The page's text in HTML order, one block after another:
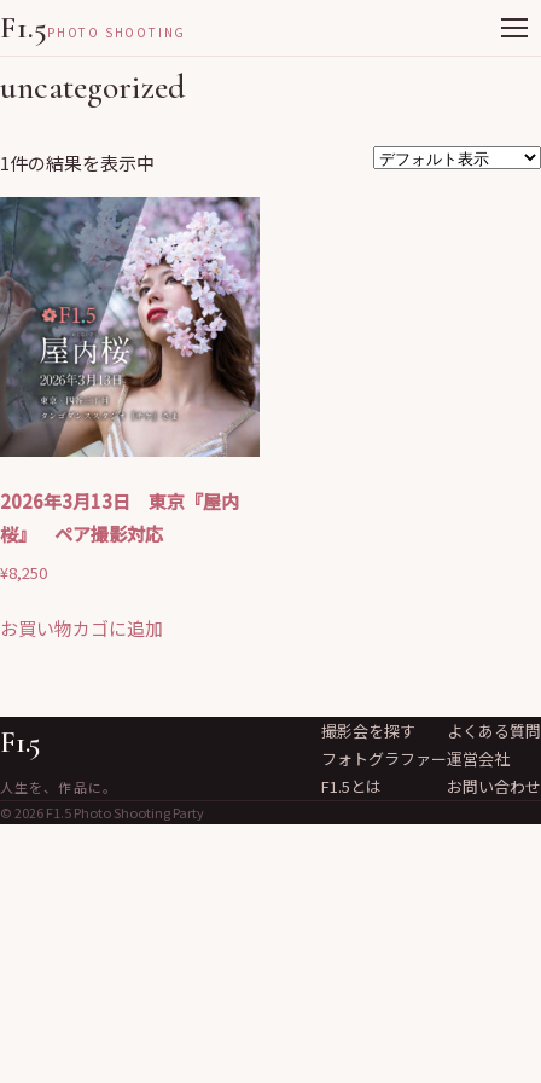
F1.5PHOTO SHOOTING
uncategorized
1件の結果を表示中
2026年3月13日 東京『屋内
桜』 ペア撮影対応
¥8,250
お買い物カゴに追加
F1.5
人生を、作品に。
撮影会を探す
フォトグラファー
F1.5とは
よくある質問
運営会社
お問い合わせ
© 2026 F1.5 Photo Shooting Party